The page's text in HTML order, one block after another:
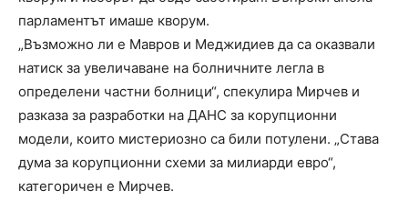
парламентът имаше кворум.
„Възможно ли е Мавров и Меджидиев да са оказвали
натиск за увеличаване на болничните легла в
определени частни болници“, спекулира Мирчев и
разказа за разработки на ДАНС за корупционни
модели, които мистериозно са били потулени. „Става
дума за корупционни схеми за милиарди евро“,
категоричен е Мирчев.